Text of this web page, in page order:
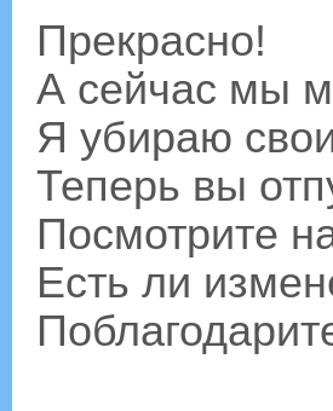
Прекрасно!
А сейчас мы
Я убираю
Теперь вы
Посмотрите
Есть ли